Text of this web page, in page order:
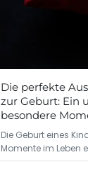
Die perfekte
zur Geburt: Ein
besondere
Die Geburt eines
Momente im Leben